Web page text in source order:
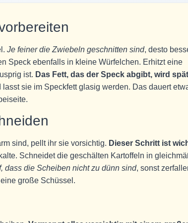
Je feiner die Zwiebeln geschnitten sind, desto
Speck ebenfalls in kleine Würfelchen. Erhitzt eine
ist. Das Fett, das der Speck abgibt, wird
sie im Speckfett glasig werden. Das dauert
sind, pellt ihr sie vorsichtig. Dieser Schritt ist
Schneidet die geschälten Kartoffeln in
dass die Scheiben nicht zu dünn sind, sonst
große Schüssel.